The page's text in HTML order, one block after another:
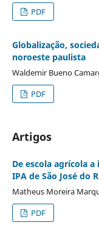
PDF
Globalização,
noroeste paulista
Waldemir Bueno
PDF
Artigos
De escola agrícola
IPA de São José do
Matheus Moreira
PDF